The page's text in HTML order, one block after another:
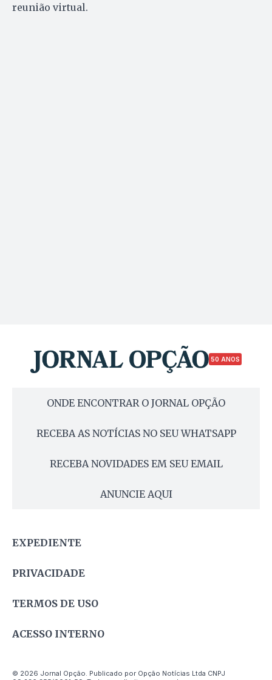
reunião virtual.
50 ANOS
ONDE ENCONTRAR O JORNAL OPÇÃO
RECEBA AS NOTÍCIAS NO SEU WHATSAPP
RECEBA NOVIDADES EM SEU EMAIL
ANUNCIE AQUI
EXPEDIENTE
PRIVACIDADE
TERMOS DE USO
ACESSO INTERNO
© 2026 Jornal Opção. Publicado por Opção Notícias Ltda CNPJ